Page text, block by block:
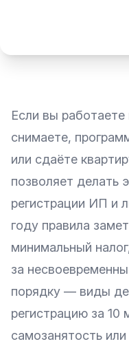
Если вы
снимаете,
или сдаёте
позволяет делать
регистрации ИП и
году правила
минимальный
за
порядку — виды
регистрацию за 10
самозанятость